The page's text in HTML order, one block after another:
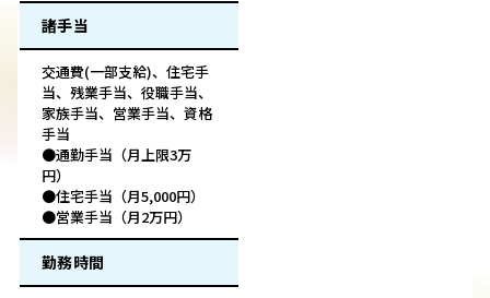
諸手当
交通費(一部支給)、住宅手
当、残業手当、役職手当、
家族手当、営業手当、資格
手当
●通勤手当（月上限3万
円）
●住宅手当（月5,000円）
●営業手当（月2万円）
勤務時間